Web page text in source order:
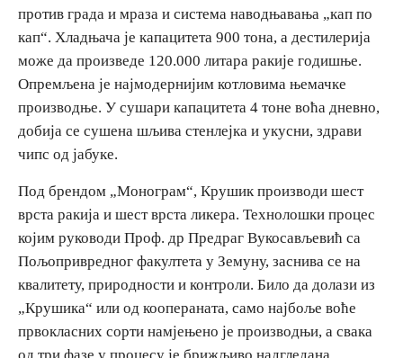
Откриј Српску
против града и мраза и система наводњавања „кап по
кап“. Хладњача је капацитета 900 тона, а дестилерија
може да произведе 120.000 литара ракије годишње.
Опремљена је најмодернијим котловима њемачке
производње. У сушари капацитета 4 тоне воћа дневно,
добија се сушена шљива стенлејка и укусни, здрави
чипс од јабуке.
Под брендом „Монограм“, Крушик производи шест
врста ракија и шест врста ликера. Технолошки процес
којим руководи Проф. др Предраг Вукосављевић са
Пољопривредног факултета у Земуну, заснива се на
квалитету, природности и контроли. Било да долази из
„Крушика“ или од коопераната, само најбоље воће
првокласних сорти намјењено је производњи, а свака